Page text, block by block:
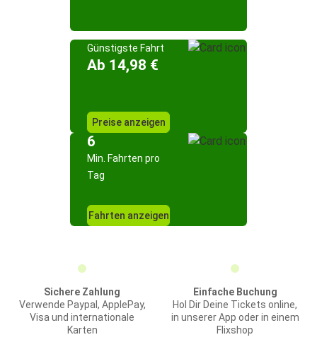
Günstigste Fahrt
Ab 14,98 €
Preise anzeigen
6
Min. Fahrten pro
Tag
Fahrten anzeigen
Sichere Zahlung
Verwende Paypal, ApplePay,
Visa und internationale
Karten
Einfache Buchung
Hol Dir Deine Tickets online,
in unserer App oder in einem
Flixshop